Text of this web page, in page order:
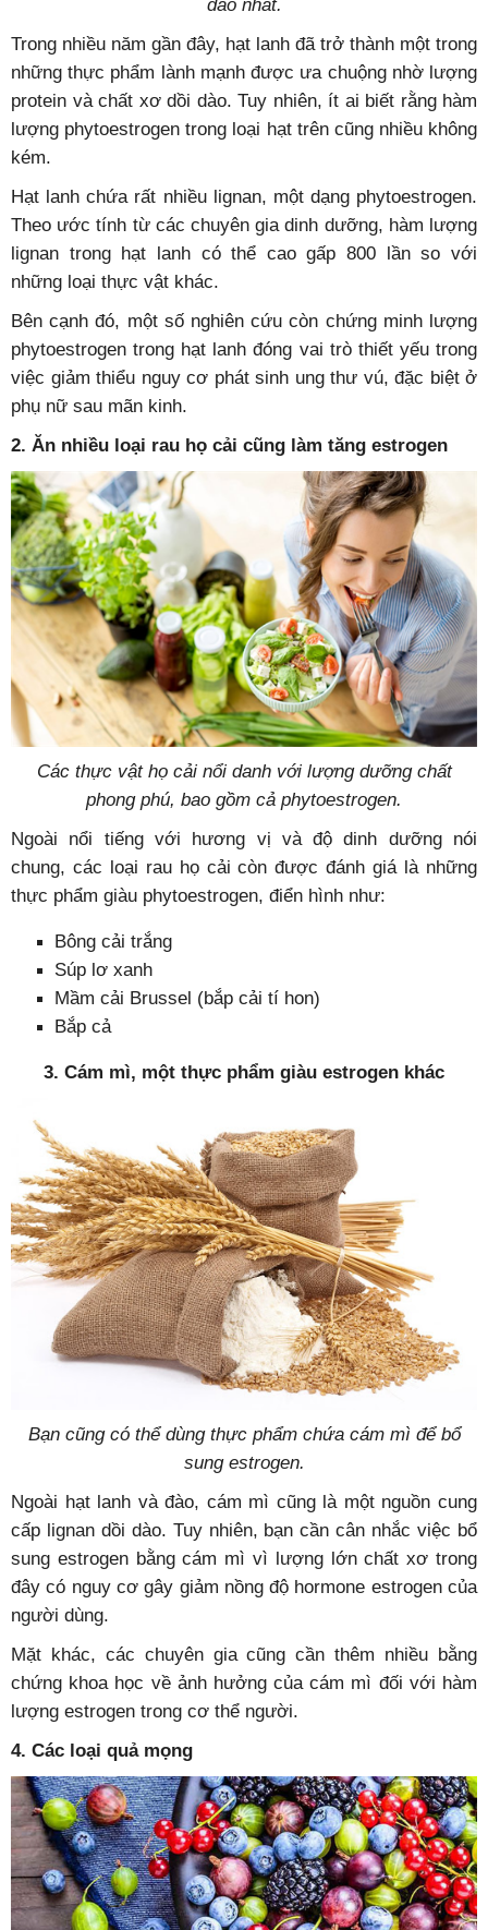
dào nhất.
Trong nhiều năm gần đây, hạt lanh đã trở thành một trong
những thực phẩm lành mạnh được ưa chuộng nhờ lượng
protein và chất xơ dồi dào. Tuy nhiên, ít ai biết rằng hàm
lượng phytoestrogen trong loại hạt trên cũng nhiều không
kém.
Hạt lanh chứa rất nhiều lignan, một dạng phytoestrogen.
Theo ước tính từ các chuyên gia dinh dưỡng, hàm lượng
lignan trong hạt lanh có thể cao gấp 800 lần so với
những loại thực vật khác.
Bên cạnh đó, một số nghiên cứu còn chứng minh lượng
phytoestrogen trong hạt lanh đóng vai trò thiết yếu trong
việc giảm thiểu nguy cơ phát sinh ung thư vú, đặc biệt ở
phụ nữ sau mãn kinh.
2. Ăn nhiều loại rau họ cải cũng làm tăng estrogen
Các thực vật họ cải nổi danh với lượng dưỡng chất
phong phú, bao gồm cả phytoestrogen.
Ngoài nổi tiếng với hương vị và độ dinh dưỡng nói
chung, các loại rau họ cải còn được đánh giá là những
thực phẩm giàu phytoestrogen, điển hình như:
Bông cải trắng
Súp lơ xanh
Mầm cải Brussel (bắp cải tí hon)
Bắp cả
3. Cám mì, một thực phẩm giàu estrogen khác
Bạn cũng có thể dùng thực phẩm chứa cám mì để bổ
sung estrogen.
Ngoài hạt lanh và đào, cám mì cũng là một nguồn cung
cấp lignan dồi dào. Tuy nhiên, bạn cần cân nhắc việc bổ
sung estrogen bằng cám mì vì lượng lớn chất xơ trong
đây có nguy cơ gây giảm nồng độ hormone estrogen của
người dùng.
Mặt khác, các chuyên gia cũng cần thêm nhiều bằng
chứng khoa học về ảnh hưởng của cám mì đối với hàm
lượng estrogen trong cơ thể người.
4. Các loại quả mọng